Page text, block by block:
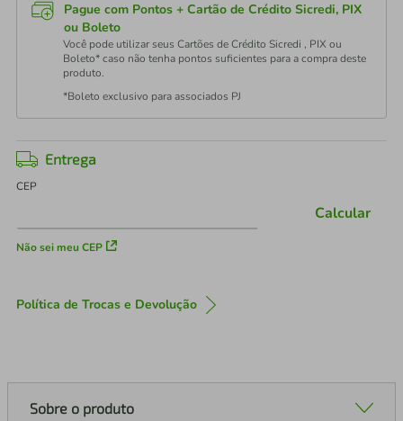
Pague com Pontos + Cartão de Crédito Sicredi, PIX
ou Boleto
Você pode utilizar seus Cartões de Crédito Sicredi , PIX ou
Boleto* caso não tenha pontos suficientes para a compra deste
produto.
*Boleto exclusivo para associados PJ
Entrega
CEP
Não sei meu CEP
Calcular
Política de Trocas e Devolução
Sobre o produto